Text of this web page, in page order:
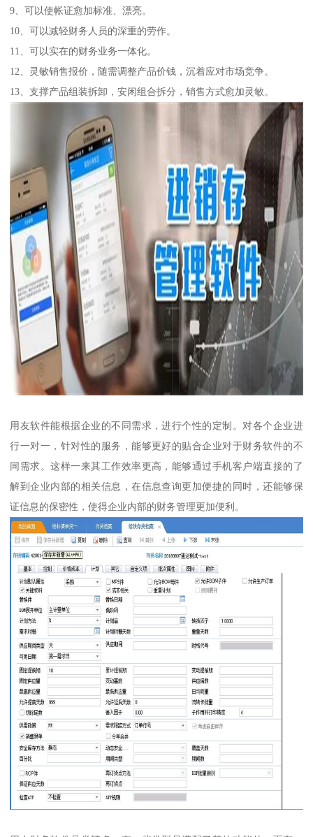
9、可以使帐证愈加标准、漂亮。
10、可以减轻财务人员的深重的劳作。
11、可以实在的财务业务一体化。
12、灵敏销售报价，随需调整产品价钱，沉着应对市场竞争。
13、支撑产品组装拆卸，安闲组合拆分，销售方式愈加灵敏。
用友软件能根据企业的不同需求，进行个性的定制。对各个企业进
行一对一，针对性的服务，能够更好的贴合企业对于财务软件的不
同需求。这样一来其工作效率更高，能够通过手机客户端直接的了
解到企业内部的相关信息，在信息查询更加便捷的同时，还能够保
证信息的保密性，使得企业内部的财务管理更加便利。